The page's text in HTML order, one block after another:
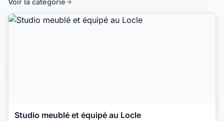
Voir la catégorie
Studio meublé et équipé au Locle